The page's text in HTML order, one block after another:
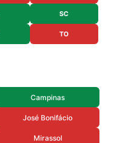
SC
TO
Campinas
José Bonifácio
Mirassol